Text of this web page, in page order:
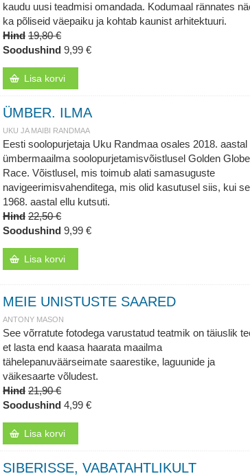
kaudu uusi teadmisi omandada. Kodumaal rännates
ka põliseid väepaiku ja kohtab kaunist arhitektuuri.
Hind 19,80 €
Soodushind 9,99 €
Lisa korvi
ÜMBER. ILMA
UKU JA MAIBI RANDMAA
Eesti soolopurjetaja Uku Randmaa osales 2018. aastal
ümbermaailma soolopurjetamisvõistlusel Golden Globe
Race. Võistlusel, mis toimub alati samasuguste
navigeerimisvahenditega, mis olid kasutusel siis, kui
1968. aastal ellu kutsuti.
Hind 22,50 €
Soodushind 9,99 €
Lisa korvi
MEIE UNISTUSTE SAARED
ANTONY MASON
See võrratute fotodega varustatud teatmik on täiuslik
et lasta end kaasa haarata maailma
tähelepanuväärseimate saarestike, laguunide ja
väikesaarte võludest.
Hind 21,90 €
Soodushind 4,99 €
Lisa korvi
SIBERISSE, VABATAHTLIKULT